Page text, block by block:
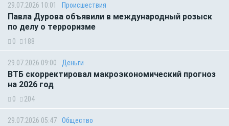
29.07.2026 10:01 Происшествия
Павла Дурова объявили в международный розыск
по делу о терроризме
0 188
29.07.2026 09:00 Деньги
ВТБ скорректировал макроэкономический прогноз
на 2026 год
0 204
29.07.2026 05:47 Общество